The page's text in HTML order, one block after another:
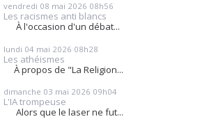
vendredi 08 mai 2026 08h56
Les racismes anti blancs
À l'occasion d'un débat...
lundi 04 mai 2026 08h28
Les athéismes
À propos de "La Religion...
dimanche 03 mai 2026 09h04
L'IA trompeuse
Alors que le laser ne fut...